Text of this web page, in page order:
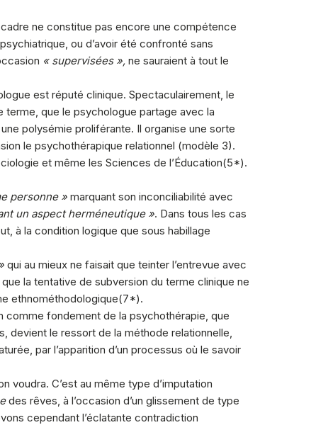
ne constitue pas encore une compétence
ou d’avoir été confronté sans
« supervisées », ne sauraient à tout le
est réputé clinique. Spectaculairement, le
terme, que le psychologue partage avec la
polysémie proliférante. Il organise une sorte
le psychothérapique relationnel (modèle 3).
et même les Sciences de l’Éducation(5*).
personne » marquant son inconciliabilité avec
un aspect herméneutique ». Dans tous les cas
à la condition logique que sous habillage
qui au mieux ne faisait que teinter l’entrevue avec
la tentative de subversion du terme clinique ne
ethnométhodologique(7*).
comme fondement de la psychothérapie, que
devient le ressort de la méthode relationnelle,
par l’apparition d’un processus où le savoir
voudra. C’est au même type d’imputation
des rêves, à l’occasion d’un glissement de type
cependant l’éclatante contradiction